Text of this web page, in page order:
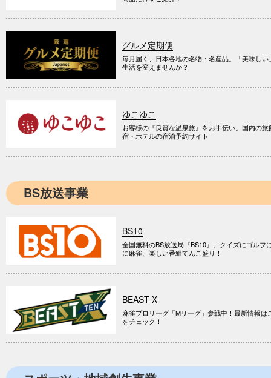
グルメ定期便
毎月届く、日本各地の名物・名産品。「美味しい
生活を変えませんか？
ゆこゆこ
お客様の『良質な温泉旅』をお手伝い。国内の旅
宿・ホテルの宿泊予約サイト
BS放送事業
BS10
全国無料のBS放送局『BS10』。クイズにゴルフ
に麻雀、楽しい番組てんこ盛り！
BEAST X
麻雀プロリーグ「Mリーグ」参戦中！最新情報は
をチェック！